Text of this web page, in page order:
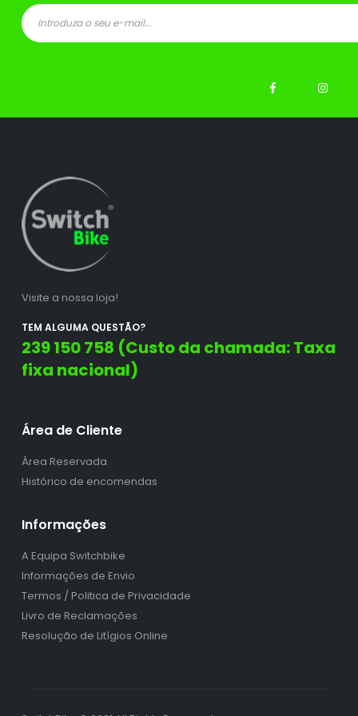
Visite a nossa loja!
TEM ALGUMA QUESTÃO?
239 150 758 (Custo da chamada: Taxa
fixa nacional)
Área de Cliente
Área Reservada
Histórico de encomendas
Informações
A Equipa Switchbike
Informações de Envio
Termos / Politica de Privacidade
Livro de Reclamações
Resolução de Litígios Online